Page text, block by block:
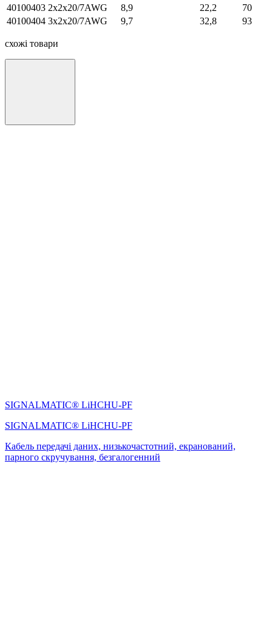
40100403 2х2х20/7AWG 8,9 22,2
70
40100404 3х2х20/7AWG 9,7 32,8 93
схожі товари
SIGNALMATIC® LiHСHU-PF
SIGNALMATIC® LiHСHU-PF
Кабель передачі даних, низькочастотний, екранований,
парного скручування, безгалогенний